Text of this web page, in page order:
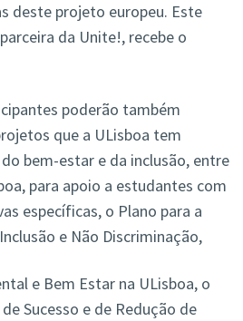
deste projeto europeu. Este
da Unite!, recebe o
poderão também
que a ULisboa tem
bem-estar e da inclusão, entre
para apoio a estudantes com
específicas, o Plano para a
e Não Discriminação,
e Bem Estar na ULisboa, o
Sucesso e de Redução de